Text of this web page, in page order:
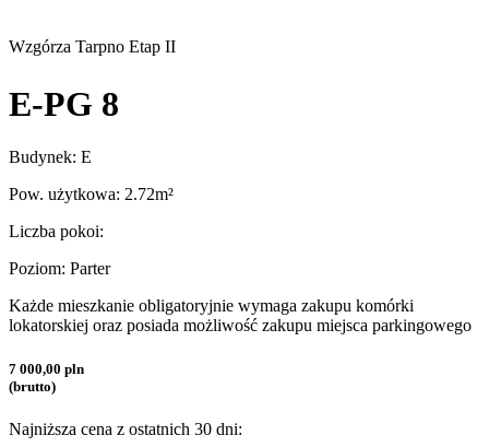
Wzgórza Tarpno Etap II
E-PG 8
Budynek: E
Pow. użytkowa: 2.72m²
Liczba pokoi:
Poziom: Parter
Każde mieszkanie obligatoryjnie wymaga zakupu komórki
lokatorskiej oraz posiada możliwość zakupu miejsca parkingowego
7 000,00 pln
(brutto)
Najniższa cena z ostatnich 30 dni: